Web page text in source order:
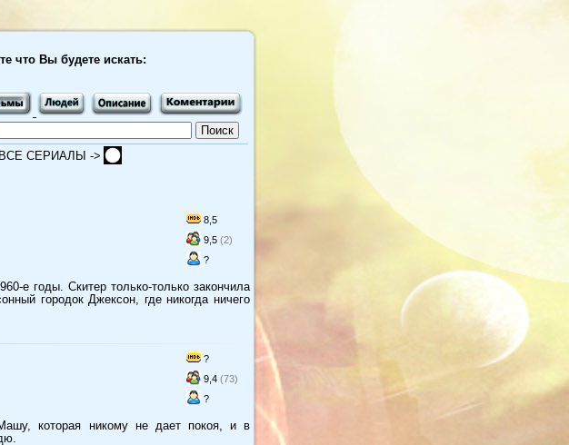
что Вы будете искать:
СЕРИАЛЫ ->
8,5
9,5 (2)
?
е годы. Скитер только-только закончила
городок Джексон, где никогда ничего
?
9,4 (73)
?
которая никому не дает покоя, и в